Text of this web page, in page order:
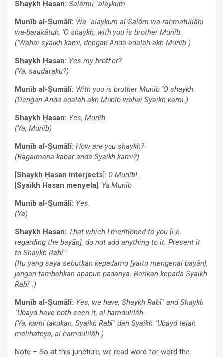
Shaykh Ḥasan: Salāmu ʿalaykum
Munīb al-Ṣumālī: Wa ʿalaykum al-Salām wa-raḥmatullāhi
wa-barakātuh, ‘O shaykh, with you is brother Munīb.
(‘Wahai syaikh kami, dengan Anda adalah akh Munīb.)
Shaykh Ḥasan: Yes my brother?
(Ya, saudaraku?)
Munīb al-Ṣumālī: With you is brother Munīb ‘O shaykh.
(Dengan Anda adalah akh Munīb wahai Syaikh kami.)
Shaykh Ḥasan: Yes, Munīb.
(Ya, Munīb)
Munīb al-Ṣumālī: How are you shaykh?
(Bagaimana kabar anda Syaikh kami?)
[Shaykh Ḥasan interjects]: O Munīb!…
[Syaikh Hasan menyela]: Ya Munīb
Munīb al-Ṣumālī: Yes.
(Ya)
Shaykh Ḥasan: That which I mentioned to you [i.e.
regarding the bayān], do not add anything to it. Present it
to Shaykh Rabīʿ.
(Itu yang saya sebutkan kepadamu [yaitu mengenai bayān],
jangan tambahkan apapun padanya. Berikan kepada Syaikh
Rabīʿ.)
Munīb al-Ṣumālī: Yes, we have, Shaykh Rabīʿ and Shaykh
ʿUbayd have both seen it, al-ḥamdulilāh.
(Ya, kami lakukan, Syaikh Rabīʿ dan Syaikh ʿUbayd telah
melihatnya, al-ḥamdulilāh.)
Note – So at this juncture, we read word for word the